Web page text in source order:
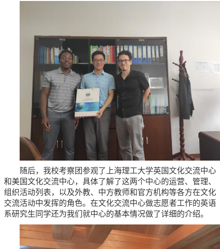
随后，我校考察团参观了上海理工大学英国文化交流中心
和美国文化交流中心，具体了解了这两个中心的运营、管理、
组织活动列表，以及外教、中方教师和官方机构等各方在文化
交流活动中发挥的角色。在文化交流中心做志愿者工作的英语
系研究生同学还为我们就中心的基本情况做了详细的介绍。